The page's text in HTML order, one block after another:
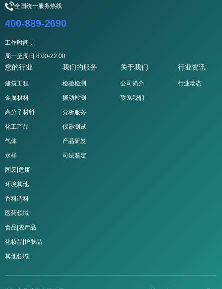
全国统一服务热线
400-889-2690
工作时间：
周一至周日 8:00-22:00
您的行业
建筑工程
金属材料
高分子材料
化工产品
气体
水样
固废|危废
环境其他
香料调料
医药领域
食品|农产品
化妆品|护肤品
其他领域
我们的服务
检验检测
振动检测
分析服务
仪器测试
产品研发
司法鉴定
关于我们
公司简介
联系我们
行业资讯
行业动态